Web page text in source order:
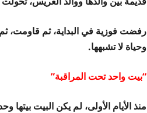
رفضت فوزية في البداية، ثم قاومت،
وحياة لا تشبهها.
“بيت واحد تحت المراقبة”
منذ الأيام الأولى، لم يكن البيت